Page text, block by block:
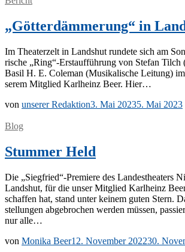
„Götterdämmerung“ in
Im Thea­ter­zelt in Lands­hut run­de­te sich am
ri­sche „Ring“-Erstaufführung von Ste­fan Tilch
Ba­sil H. E. Co­le­man (Mu­si­ka­li­sche Lei­tung)
se­rem Mit­glied Karl­heinz Beer. Hier…
von unserer Redaktion3. Mai 20235. Mai 2023
Blog
Stummer Held
Die „Siegfried“-Premiere des Lan­des­thea­ters
Lands­hut, für die un­ser Mit­glied Karl­heinz
schaf­fen hat, stand un­ter kei­nem gu­ten Stern.
stel­lun­gen ab­ge­bro­chen wer­den müs­sen,
nur alle…
von Monika Beer12. November 202230.